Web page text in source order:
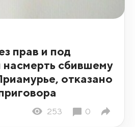
прав и под
насмерть сбившему
отказано
253 0